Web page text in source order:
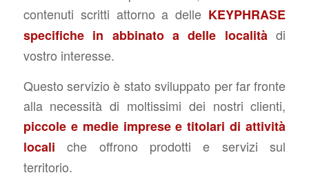
contenuti scritti attorno a delle KEYPHRASE
specifiche in abbinato a delle località di
vostro interesse.
Questo servizio è stato sviluppato per far fronte
alla necessità di moltissimi dei nostri clienti,
piccole e medie imprese e titolari di attività
locali che offrono prodotti e servizi sul
territorio.